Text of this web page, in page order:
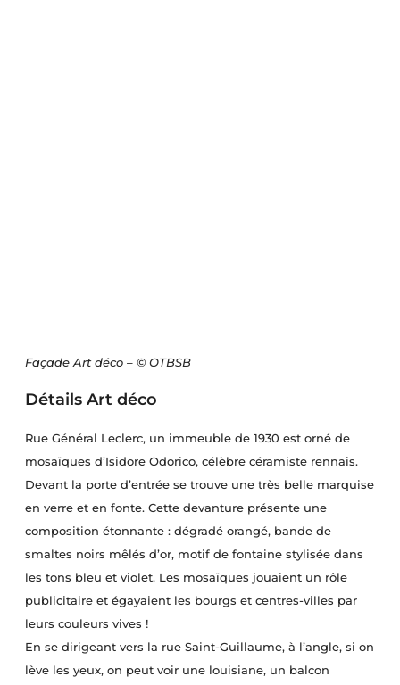
Façade Art déco – © OTBSB
Détails Art déco
Rue Général Leclerc, un immeuble de 1930 est orné de
mosaïques d’Isidore Odorico, célèbre céramiste rennais.
Devant la porte d’entrée se trouve une très belle marquise
en verre et en fonte. Cette devanture présente une
composition étonnante : dégradé orangé, bande de
smaltes noirs mêlés d’or, motif de fontaine stylisée dans
les tons bleu et violet. Les mosaïques jouaient un rôle
publicitaire et égayaient les bourgs et centres-villes par
leurs couleurs vives !
En se dirigeant vers la rue Saint-Guillaume, à l’angle, si on
lève les yeux, on peut voir une louisiane, un balcon